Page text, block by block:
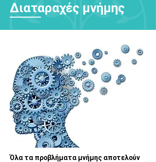
Διαταραχές μνήμης
Όλα τα προβλήματα μνήμης αποτελούν